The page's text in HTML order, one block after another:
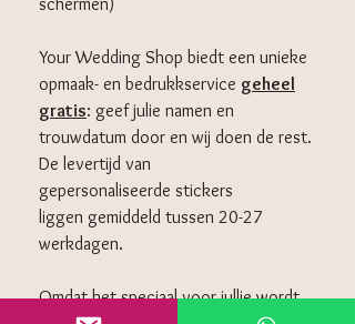
Your Wedding Shop biedt een unieke
opmaak- en bedrukkservice geheel
gratis: geef julie namen en
trouwdatum door en wij doen de rest.
De levertijd van
gepersonaliseerde stickers
liggen gemiddeld tussen 20-27
werkdagen.
Omdat het speciaal voor jullie wordt